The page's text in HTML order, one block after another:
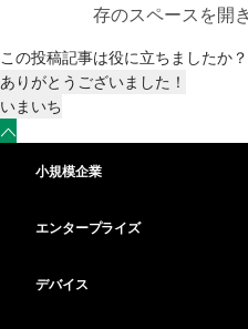
存のスペースを開
この投稿記事は役に立ちましたか？
ありがとうございました！
いまいち
小規模企業
エンタープライズ
デバイス